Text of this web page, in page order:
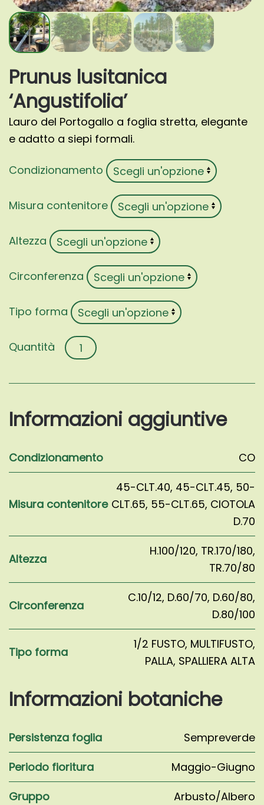
Prunus lusitanica
‘Angustifolia’
Lauro del Portogallo a foglia stretta, elegante
e adatto a siepi formali.
Condizionamento
Misura contenitore
Altezza
Circonferenza
Tipo forma
Prunus
lusitanica
Informazioni aggiuntive
Condizionamento CO
Misura contenitore
45-CLT.40, 45-CLT.45, 50-
CLT.65, 55-CLT.65, CIOTOLA
D.70
Altezza
H.100/120, TR.170/180,
TR.70/80
Circonferenza
C.10/12, D.60/70, D.60/80,
D.80/100
Tipo forma
1/2 FUSTO, MULTIFUSTO,
PALLA, SPALLIERA ALTA
Informazioni botaniche
Persistenza foglia
Sempreverde
Periodo fioritura
Maggio-Giugno
Gruppo
Arbusto/Albero